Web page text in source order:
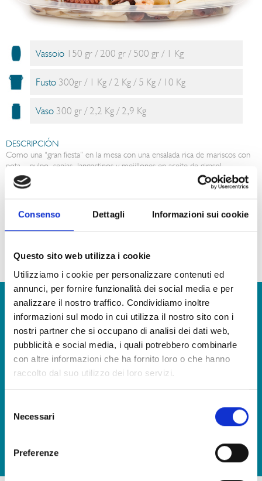
Consenso Dettagli Informazioni sui cookie
Questo sito web utilizza i cookie
Utilizziamo i cookie per personalizzare contenuti ed
annunci, per fornire funzionalità dei social media e per
analizzare il nostro traffico. Condividiamo inoltre
informazioni sul modo in cui utilizza il nostro sito con i
nostri partner che si occupano di analisi dei dati web,
pubblicità e social media, i quali potrebbero combinarle
con altre informazioni che ha fornito loro o che hanno
raccolto dal suo utilizzo dei loro servizi.
delNecessari
Preferenze
Vassoio 150 gr / 200 gr / 500 gr / 1 Kg
Fusto 300gr / 1 Kg / 2 Kg / 5 Kg / 10 Kg
Vaso 300 gr / 2,2 Kg / 2,9 Kg
DESCRIPCIÓN
Como una “gran fiesta” en la mesa con una ensalada rica de mariscos con
pota, pulpo, sepias, langostinos y mejillones en aceite de girasol.
CONSEJOS PARA EL CONSUMO
arroz, espelta, cebada o cuscús.
Nuestra continua búsqueda de la calidad hace que algunos ingredientes y materias primas
puedan variar
¿Quieres más información y recibir nuestro catálogo de
productos?
CONTÁCTENOS
DESCARGA NUESTRO CATÁLOGO Y DESCUBRE TODAS